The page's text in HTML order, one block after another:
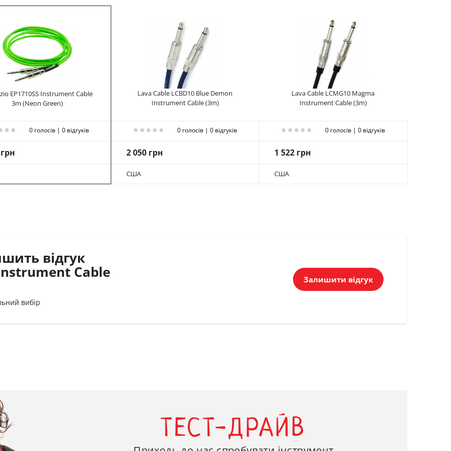
EP1710SS Instrument Cable
3m (Neon Green)
Lava Cable LCBD10 Blue Demon
Instrument Cable (3m)
Lava Cable LCMG10 Magma
Instrument Cable (3m)
0 голосів | 0 відгуків 0 голосів | 0 відгуків 0 голосів | 0 відгуків
2 050 грн 1 522 грн
США США
відгук
Cable
вибір
Залишити відгук
ТЕСТ-ДРАЙВ